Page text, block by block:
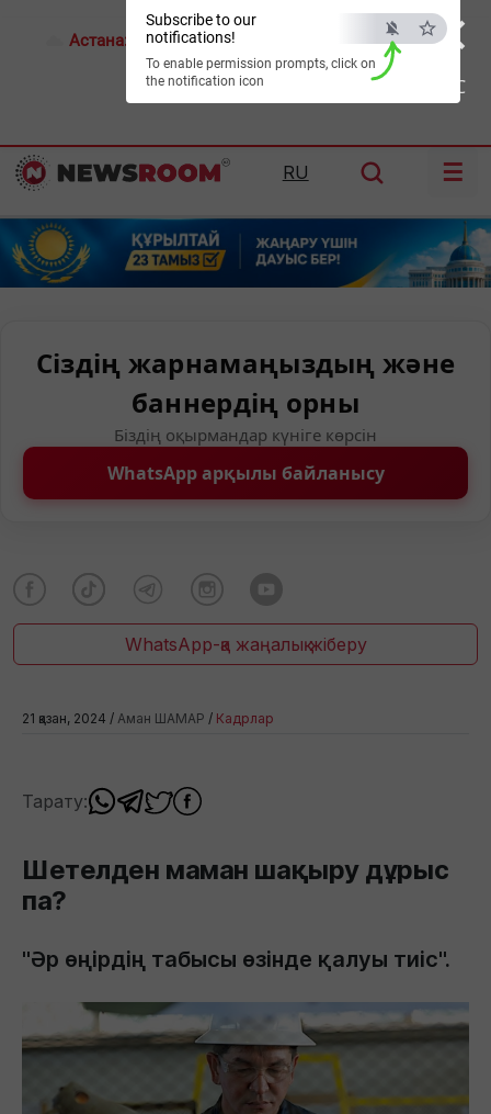
×
ESC
Subscribe to our
notifications!
To enable permission prompts, click on
the notification icon
Астана: 17°C Алматы: Шымкент:28°C
RU ☰
Сіздің жарнамаңыздың және
баннердің орны
Біздің оқырмандар күніге көрсін
WhatsApp арқылы байланысу
WhatsApp-қа жаңалық жіберу
21 қазан, 2024 / Аман ШАМАР / Кадрлар
Тарату:
Шетелден маман шақыру дұрыс
па?
"Әр өңірдің табысы өзінде қалуы тиіс".